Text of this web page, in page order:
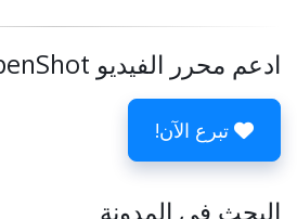
ادعم محرر الفيديو OpenShot
تبرع الآن!
البحث في المدونة